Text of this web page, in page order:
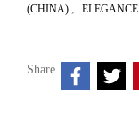
(CHINA) , ELEGANCE
Share